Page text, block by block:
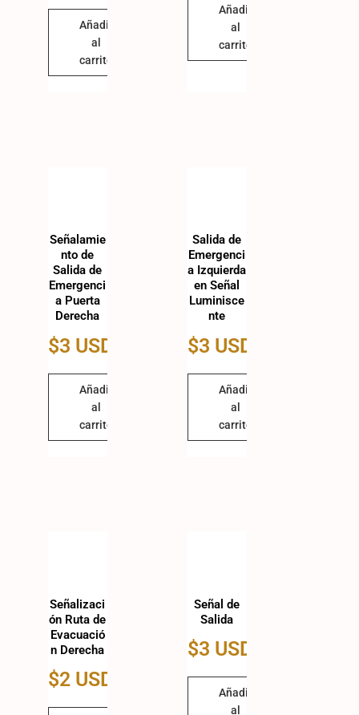
Añadir
al
carrito
Añadir
al
carrito
Señalamie
nto de
Salida de
Emergenci
a Puerta
Derecha
$3 USD
Añadir
al
carrito
Salida de
Emergenci
a Izquierda
en Señal
Luminisce
nte
$3 USD
Añadir
al
carrito
Señalizaci
ón Ruta de
Evacuació
n Derecha
$2 USD
Señal de
Salida
$3 USD
Añadir
al